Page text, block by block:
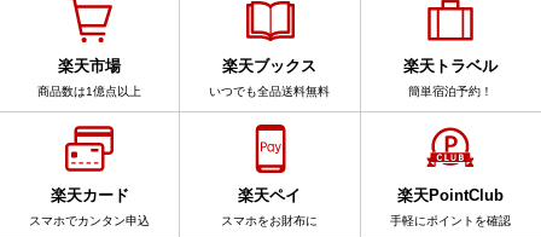
楽天市場
商品数は1億点以上
楽天ブックス
いつでも全品送料無料
楽天トラベル
簡単宿泊予約！
楽天カード
スマホでカンタン申込
楽天ペイ
スマホをお財布に
楽天PointClub
手軽にポイントを確認